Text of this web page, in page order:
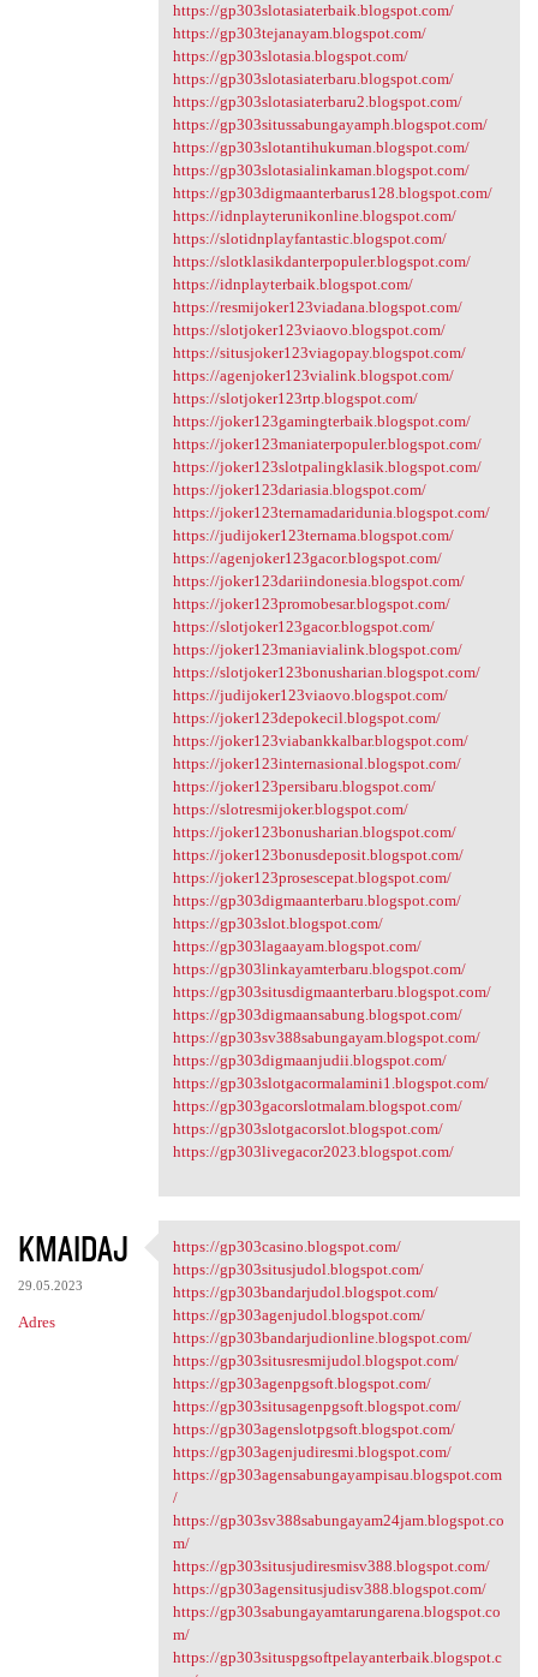
https://gp303slotasiaterbaik.blogspot.com/
https://gp303tejanayam.blogspot.com/
https://gp303slotasia.blogspot.com/
https://gp303slotasiaterbaru.blogspot.com/
https://gp303slotasiaterbaru2.blogspot.com/
https://gp303situssabungayamph.blogspot.com/
https://gp303slotantihukuman.blogspot.com/
https://gp303slotasialinkaman.blogspot.com/
https://gp303digmaanterbarus128.blogspot.com/
https://idnplayterunikonline.blogspot.com/
https://slotidnplayfantastic.blogspot.com/
https://slotklasikdanterpopuler.blogspot.com/
https://idnplayterbaik.blogspot.com/
https://resmijoker123viadana.blogspot.com/
https://slotjoker123viaovo.blogspot.com/
https://situsjoker123viagopay.blogspot.com/
https://agenjoker123vialink.blogspot.com/
https://slotjoker123rtp.blogspot.com/
https://joker123gamingterbaik.blogspot.com/
https://joker123maniaterpopuler.blogspot.com/
https://joker123slotpalingklasik.blogspot.com/
https://joker123dariasia.blogspot.com/
https://joker123ternamadaridunia.blogspot.com/
https://judijoker123ternama.blogspot.com/
https://agenjoker123gacor.blogspot.com/
https://joker123dariindonesia.blogspot.com/
https://joker123promobesar.blogspot.com/
https://slotjoker123gacor.blogspot.com/
https://joker123maniavialink.blogspot.com/
https://slotjoker123bonusharian.blogspot.com/
https://judijoker123viaovo.blogspot.com/
https://joker123depokecil.blogspot.com/
https://joker123viabankkalbar.blogspot.com/
https://joker123internasional.blogspot.com/
https://joker123persibaru.blogspot.com/
https://slotresmijoker.blogspot.com/
https://joker123bonusharian.blogspot.com/
https://joker123bonusdeposit.blogspot.com/
https://joker123prosescepat.blogspot.com/
https://gp303digmaanterbaru.blogspot.com/
https://gp303slot.blogspot.com/
https://gp303lagaayam.blogspot.com/
https://gp303linkayamterbaru.blogspot.com/
https://gp303situsdigmaanterbaru.blogspot.com/
https://gp303digmaansabung.blogspot.com/
https://gp303sv388sabungayam.blogspot.com/
https://gp303digmaanjudii.blogspot.com/
https://gp303slotgacormalamini1.blogspot.com/
https://gp303gacorslotmalam.blogspot.com/
https://gp303slotgacorslot.blogspot.com/
https://gp303livegacor2023.blogspot.com/
KMAIDAJ
29.05.2023
Adres
https://gp303casino.blogspot
https://gp303casino.blogspot.com/
https://gp303situsjudol.blogspot.com/
https://gp303bandarjudol.blogspot.com/
https://gp303agenjudol.blogspot.com/
https://gp303bandarjudionline.blogspot.com/
https://gp303situsresmijudol.blogspot.com/
https://gp303agenpgsoft.blogspot.com/
https://gp303situsagenpgsoft.blogspot.com/
https://gp303agenslotpgsoft.blogspot.com/
https://gp303agenjudiresmi.blogspot.com/
https://gp303agensabungayampisau.blogspot.com
/
https://gp303sv388sabungayam24jam.blogspot.co
m/
https://gp303situsjudiresmisv388.blogspot.com/
https://gp303agensitusjudisv388.blogspot.com/
https://gp303sabungayamtarungarena.blogspot.co
m/
https://gp303situspgsoftpelayanterbaik.blogspot.c